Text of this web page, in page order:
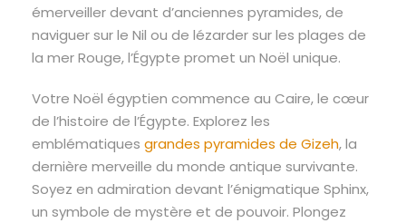
émerveiller devant d’anciennes pyramides, de
naviguer sur le Nil ou de lézarder sur les plages de
la mer Rouge, l’Égypte promet un Noël unique.
Votre Noël égyptien commence au Caire, le cœur
de l’histoire de l’Égypte. Explorez les
emblématiques grandes pyramides de Gizeh, la
dernière merveille du monde antique survivante.
Soyez en admiration devant l’énigmatique Sphinx,
un symbole de mystère et de pouvoir. Plongez